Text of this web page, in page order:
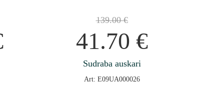
139.00€
41.70 €
Sudraba auskari
Art: E09UA000026